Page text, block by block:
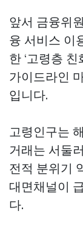
앞서 금융위
융 서비스 이
한 ‘고령층
가이드라인
입니다.
고령인구는
거래는 서둘
전적 분위기
대면채널이
다.